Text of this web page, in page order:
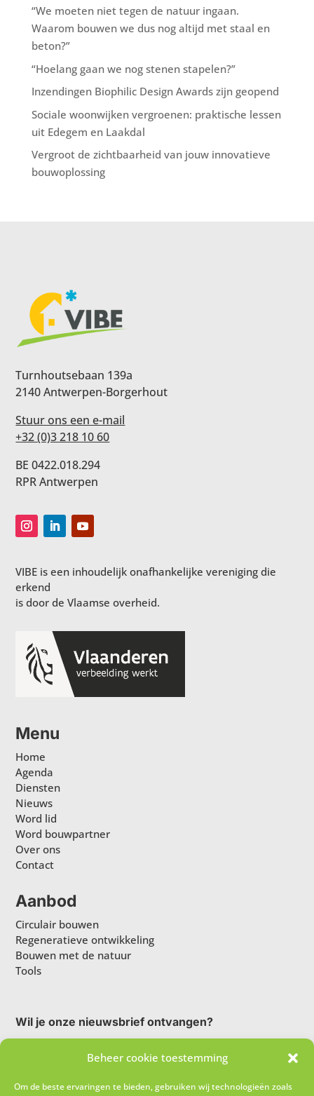
Beheer cookie toestemming
Om de beste ervaringen te bieden, gebruiken wij technologieën zoals
“We moeten niet tegen de natuur ingaan.
Waarom bouwen we dus nog altijd met staal en
beton?”
“Hoelang gaan we nog stenen stapelen?”
Inzendingen Biophilic Design Awards zijn geopend
Sociale woonwijken vergroenen: praktische lessen
uit Edegem en Laakdal
Vergroot de zichtbaarheid van jouw innovatieve
bouwoplossing
Turnhoutsebaan 139a
2140 Antwerpen-Borgerhout
Stuur ons een e-mail
+32 (0)3 218 10 60
BE 0422.018.294
RPR Antwerpen
VIBE is een inhoudelijk onafhankelijke vereniging die
erkend
is door de Vlaamse overheid.
Menu
Home
Agenda
Diensten
Nieuws
Word lid
Word bouwpartner
Over ons
Contact
Aanbod
Circulair bouwen
Regeneratieve ontwikkeling
Bouwen met de natuur
Tools
Wil je onze nieuwsbrief ontvangen?